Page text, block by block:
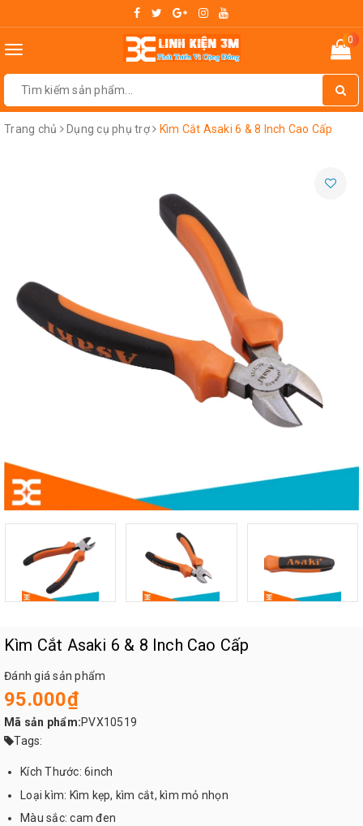
Toggle
0
Trang chủ Dụng cụ phụ trợ Kìm Cắt Asaki 6 & 8 Inch Cao Cấp
Kìm Cắt Asaki 6 & 8 Inch Cao Cấp
Đánh giá sản phẩm
95.000₫
Mã sản phẩm:PVX10519
Tags:
Kích Thước: 6inch
Loại kìm: Kìm kẹp, kìm cắt, kìm mỏ nhọn
Màu sắc: cam đen